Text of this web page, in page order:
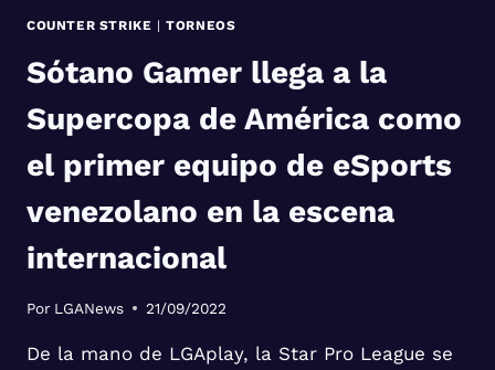
COUNTER STRIKE |TORNEOS
Sótano Gamer llega a la
Supercopa de América como
el primer equipo de eSports
venezolano en la escena
internacional
Por LGANews 21/09/2022
De la mano de LGAplay, la Star Pro League se